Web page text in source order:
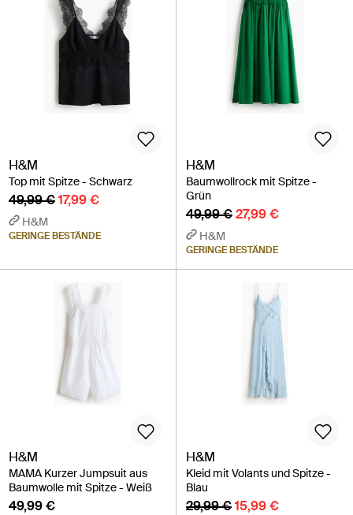
H&M
Top mit Spitze - Schwarz
49,99 €17,99 €
H&M
GERINGE BESTÄNDE
H&M
Baumwollrock mit Spitze -
Grün
49,99 €27,99 €
H&M
GERINGE BESTÄNDE
H&M
MAMA Kurzer Jumpsuit aus
Baumwolle mit Spitze - Weiß
49,99 €
H&M
Kleid mit Volants und Spitze -
Blau
29,99 €15,99 €